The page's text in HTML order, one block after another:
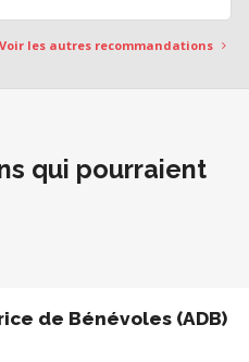
Voir les autres recommandations
qui pourraient
de Bénévoles (ADB)